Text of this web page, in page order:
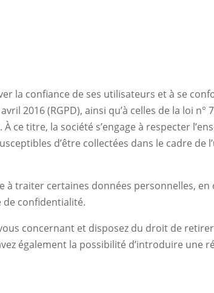
la confiance de ses utilisateurs et à se
2016 (RGPD), ainsi qu’à celles de la loi n°
ce titre, la société s’engage à respecter
d’être collectées dans le cadre
à traiter certaines données personnelles,
de confidentialité.
concernant et disposez du droit de
également la possibilité d’introduire une